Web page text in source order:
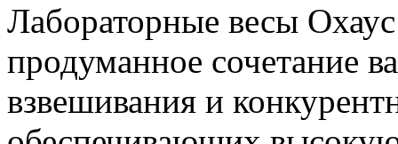
Лабораторные весы
продуманное сочетание
взвешивания и